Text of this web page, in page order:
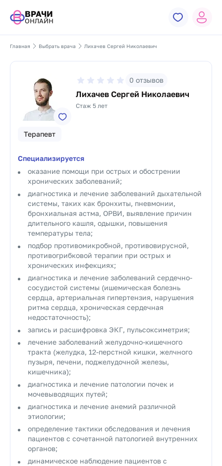
ВРАЧИ
ОНЛАЙН
Главная Выбрать врача Лихачев Сергей Николаевич
0 отзывов
Лихачев Сергей Николаевич
Стаж 5 лет
Терапевт
Специализируется
оказание помощи при острых и обострении
хронических заболеваний;
диагностика и лечение заболеваний дыхательной
системы, таких как бронхиты, пневмонии,
бронхиальная астма, ОРВИ, выявление причин
длительного кашля, одышки, повышения
температуры тела;
подбор противомикробной, противовирусной,
противогрибковой терапии при острых и
хронических инфекциях;
диагностика и лечение заболеваний сердечно-
сосудистой системы (ишемическая болезнь
сердца, артериальная гипертензия, нарушения
ритма сердца, хроническая сердечная
недостаточность);
запись и расшифровка ЭКГ, пульсоксиметрия;
лечение заболеваний желудочно-кишечного
тракта (желудка, 12-перстной кишки, желчного
пузыря, печени, поджелудочной железы,
кишечника);
диагностика и лечение патологии почек и
мочевыводящих путей;
диагностика и лечение анемий различной
этиологии;
определение тактики обследования и лечения
пациентов с сочетанной патологией внутренних
органов;
динамическое наблюдение пациентов с